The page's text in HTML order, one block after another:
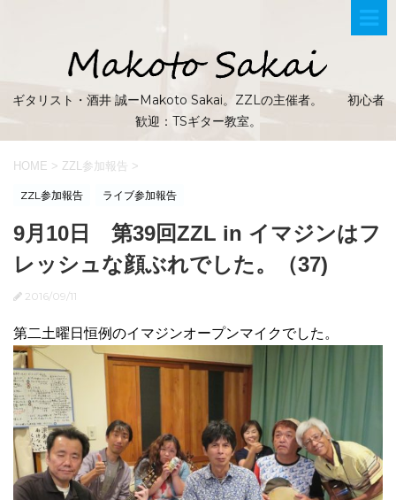
ギタリスト・酒井 誠ーMakoto Sakai。ZZLの主催者。 初心者
歓迎：TSギター教室。
HOME > ZZL参加報告 >
ZZL参加報告 ライブ参加報告
9月10日 第39回ZZL in イマジンはフ
レッシュな顔ぶれでした。（37)
2016/09/11
第二土曜日恒例のイマジンオープンマイクでした。